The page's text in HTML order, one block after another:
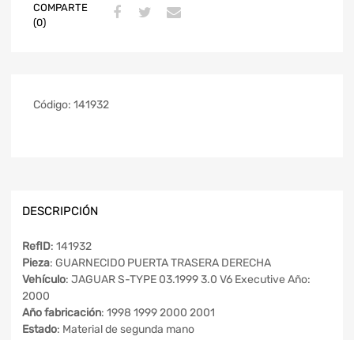
COMPARTE
(0)
Código: 141932
DESCRIPCIÓN
RefID: 141932
Pieza: GUARNECIDO PUERTA TRASERA DERECHA
Vehículo: JAGUAR S-TYPE 03.1999 3.0 V6 Executive Año:
2000
Año fabricación: 1998 1999 2000 2001
Estado: Material de segunda mano